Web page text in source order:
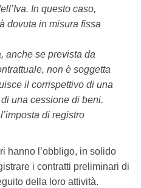
In questo caso,
dovuta in misura fissa
anche se prevista da
non è soggetta
il corrispettivo di una
una cessione di beni.
di registro
hanno l’obbligo, in solido
i contratti preliminari di
della loro attività.